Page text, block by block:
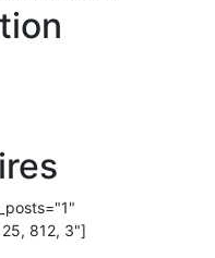
812, 3"]